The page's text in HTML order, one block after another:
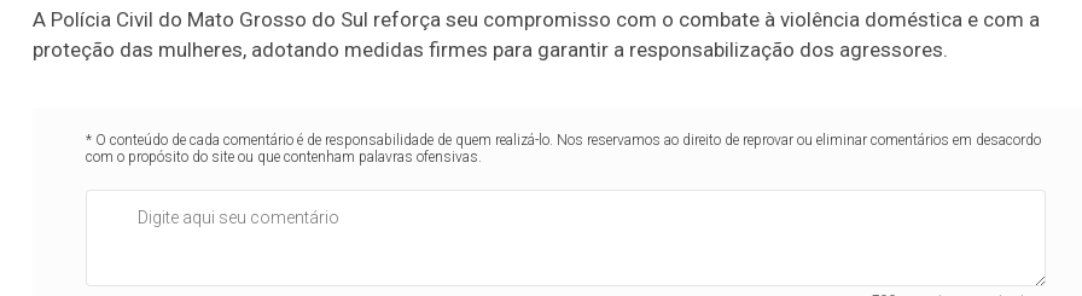
A Polícia Civil do Mato Grosso do Sul reforça seu compromisso com o combate à violência doméstica e com a
proteção das mulheres, adotando medidas firmes para garantir a responsabilização dos agressores.
* O conteúdo de cada comentário é de responsabilidade de quem realizá-lo. Nos reservamos ao direito de reprovar ou eliminar comentários em desacordo
com o propósito do site ou que contenham palavras ofensivas.